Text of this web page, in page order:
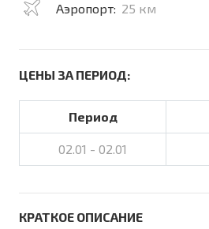
Аэропорт: 25 км
ЦЕНЫ ЗА ПЕРИОД:
Период
02.01 - 02.01
КРАТКОЕ ОПИСАНИЕ